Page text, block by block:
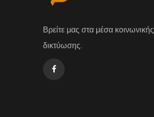
Βρείτε μας στα μέσα κοινωνικής
δικτύωσης.